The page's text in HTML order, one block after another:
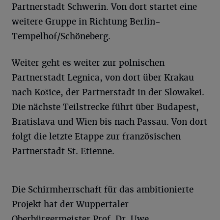
Partnerstadt Schwerin. Von dort startet eine
weitere Gruppe in Richtung Berlin-
Tempelhof/Schöneberg.
Weiter geht es weiter zur polnischen
Partnerstadt Legnica, von dort über Krakau
nach Košice, der Partnerstadt in der Slowakei.
Die nächste Teilstrecke führt über Budapest,
Bratislava und Wien bis nach Passau. Von dort
folgt die letzte Etappe zur französischen
Partnerstadt St. Etienne.
Die Schirmherrschaft für das ambitionierte
Projekt hat der Wuppertaler